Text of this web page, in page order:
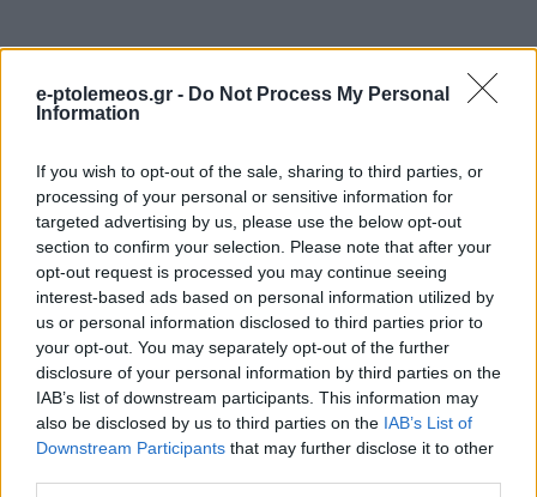
e-ptolemeos.gr - Do Not Process My Personal
Information
If you wish to opt-out of the sale, sharing to third parties, or
processing of your personal or sensitive information for
targeted advertising by us, please use the below opt-out
section to confirm your selection. Please note that after your
opt-out request is processed you may continue seeing
interest-based ads based on personal information utilized by
us or personal information disclosed to third parties prior to
your opt-out. You may separately opt-out of the further
disclosure of your personal information by third parties on the
IAB’s list of downstream participants. This information may
also be disclosed by us to third parties on the IAB’s List of
Downstream Participants that may further disclose it to other